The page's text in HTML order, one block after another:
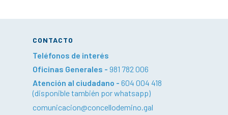
CONTACTO
Teléfonos de interés
Oficinas Generales - 981 782 006
Atención al ciudadano - 604 004 418
(disponible también por whatsapp)
comunicacion@concellodemino.gal